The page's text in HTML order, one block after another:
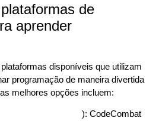
de
aprender
disponíveis que utilizam
programação de maneira divertida
melhores opções incluem:
): CodeCombat